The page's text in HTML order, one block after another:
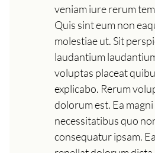
veniam iure rerum
Quis sint eum non
molestiae ut. Sit
laudantium
voluptas placeat
explicabo. Rerum
dolorum est. Ea magni
necessitatibus quo
consequatur ipsam.